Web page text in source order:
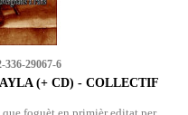
336-29067-6
(+ CD) - COLLECTIF